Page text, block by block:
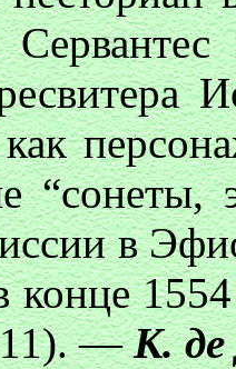
в
конце
11). —К.